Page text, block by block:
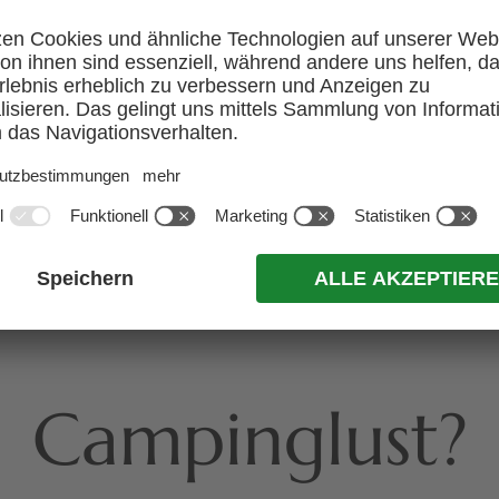
Keine Angebote verfügbar
Campinglust?